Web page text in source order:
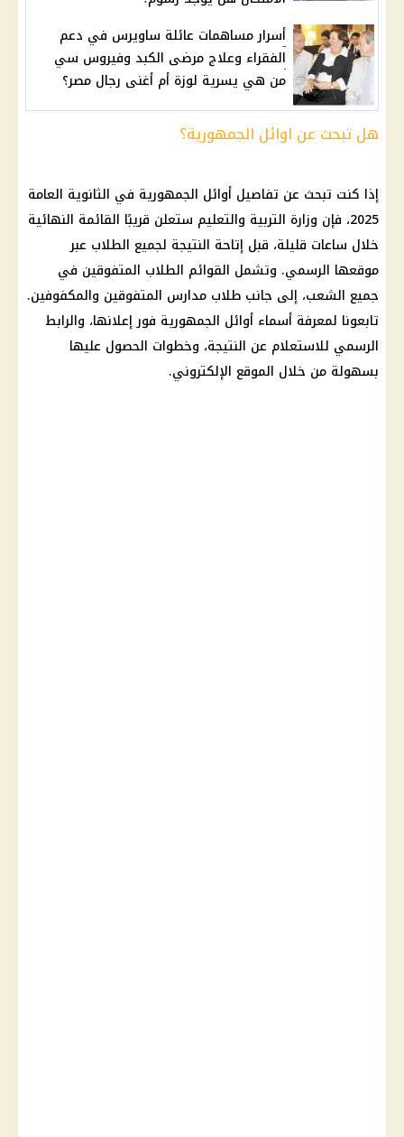
أسرار مساهمات عائلة ساويرس في دعم
الفقراء وعلاج مرضى الكبد وفيروس سي
من هي يسرية لوزة أم أغنى رجال مصر؟
هل تبحث عن اوائل الجمهورية؟
إذا كنت تبحث عن تفاصيل أوائل الجمهورية في الثانوية العامة
2025، فإن وزارة التربية والتعليم ستعلن قريبًا القائمة النهائية
خلال ساعات قليلة، قبل إتاحة النتيجة لجميع الطلاب عبر
موقعها الرسمي. وتشمل القوائم الطلاب المتفوقين في
جميع الشعب، إلى جانب طلاب مدارس المتفوقين والمكفوفين.
تابعونا لمعرفة أسماء أوائل الجمهورية فور إعلانها، والرابط
الرسمي للاستعلام عن النتيجة، وخطوات الحصول عليها
بسهولة من خلال الموقع الإلكتروني.